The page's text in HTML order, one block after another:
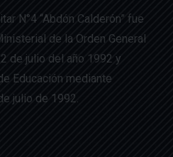
N°4 “Abdón Calderón” fue
de la Orden General
de julio del año 1992 y
Educación mediante
julio de 1992.